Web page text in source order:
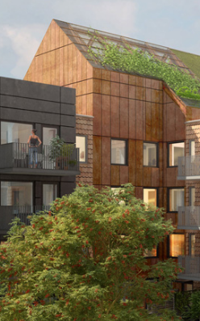
3D House har producerat
marknadsledande 3D grafiska
visualiseringar och multimedia
sedan 2005. Våra tre
estetik, kvalité och närhet.